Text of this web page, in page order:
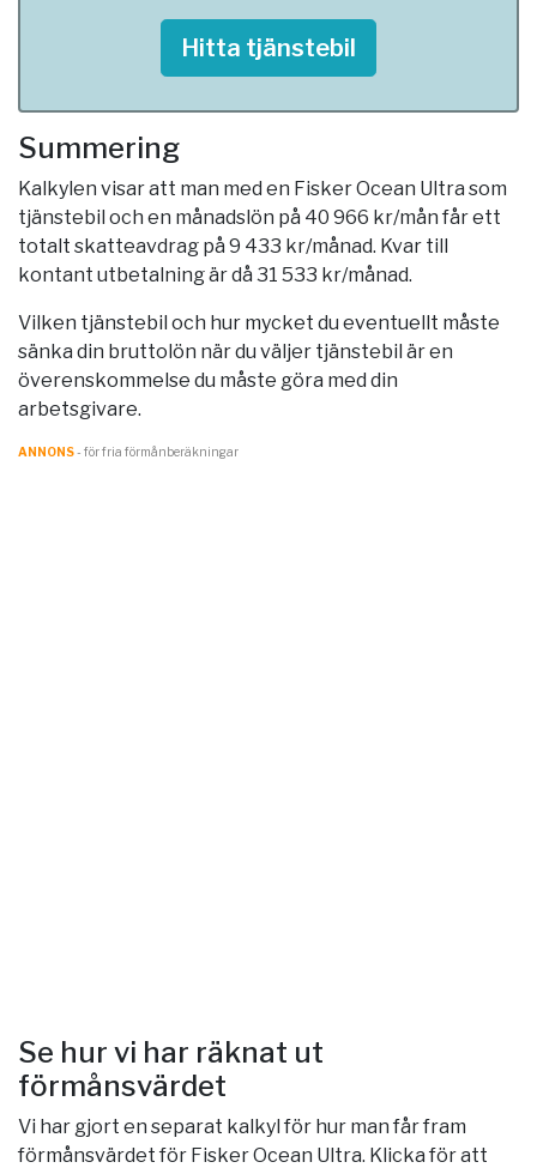
Hitta tjänstebil
Summering
Kalkylen visar att man med en Fisker Ocean Ultra som
tjänstebil och en månadslön på 40 966 kr/mån får ett
totalt skatteavdrag på 9 433 kr/månad. Kvar till
kontant utbetalning är då 31 533 kr/månad.
Vilken tjänstebil och hur mycket du eventuellt måste
sänka din bruttolön när du väljer tjänstebil är en
överenskommelse du måste göra med din
arbetsgivare.
ANNONS- för fria förmånberäkningar
Se hur vi har räknat ut
förmånsvärdet
Vi har gjort en separat kalkyl för hur man får fram
förmånsvärdet för Fisker Ocean Ultra. Klicka för att